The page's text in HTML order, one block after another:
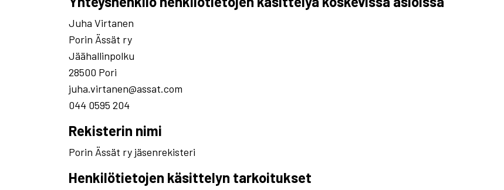
Juha Virtanen
Porin Ässät ry
Jäähallinpolku
28500 Pori
juha.virtanen@assat.com
044 0595 204
Rekisterin nimi
Porin Ässät ry jäsenrekisteri
Henkilötietojen käsittelyn tarkoitukset